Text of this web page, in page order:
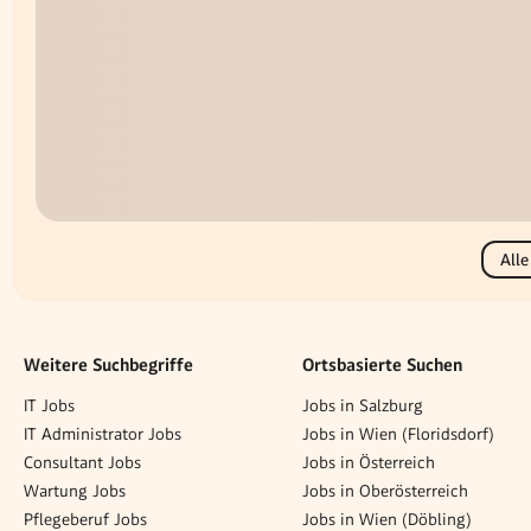
Alle
Weitere Suchbegriffe
IT Jobs
IT Administrator Jobs
Consultant Jobs
Wartung Jobs
Pflegeberuf Jobs
Ortsbasierte Suchen
Jobs in Salzburg
Jobs in Wien (Floridsdorf)
Jobs in Österreich
Jobs in Oberösterreich
Jobs in Wien (Döbling)